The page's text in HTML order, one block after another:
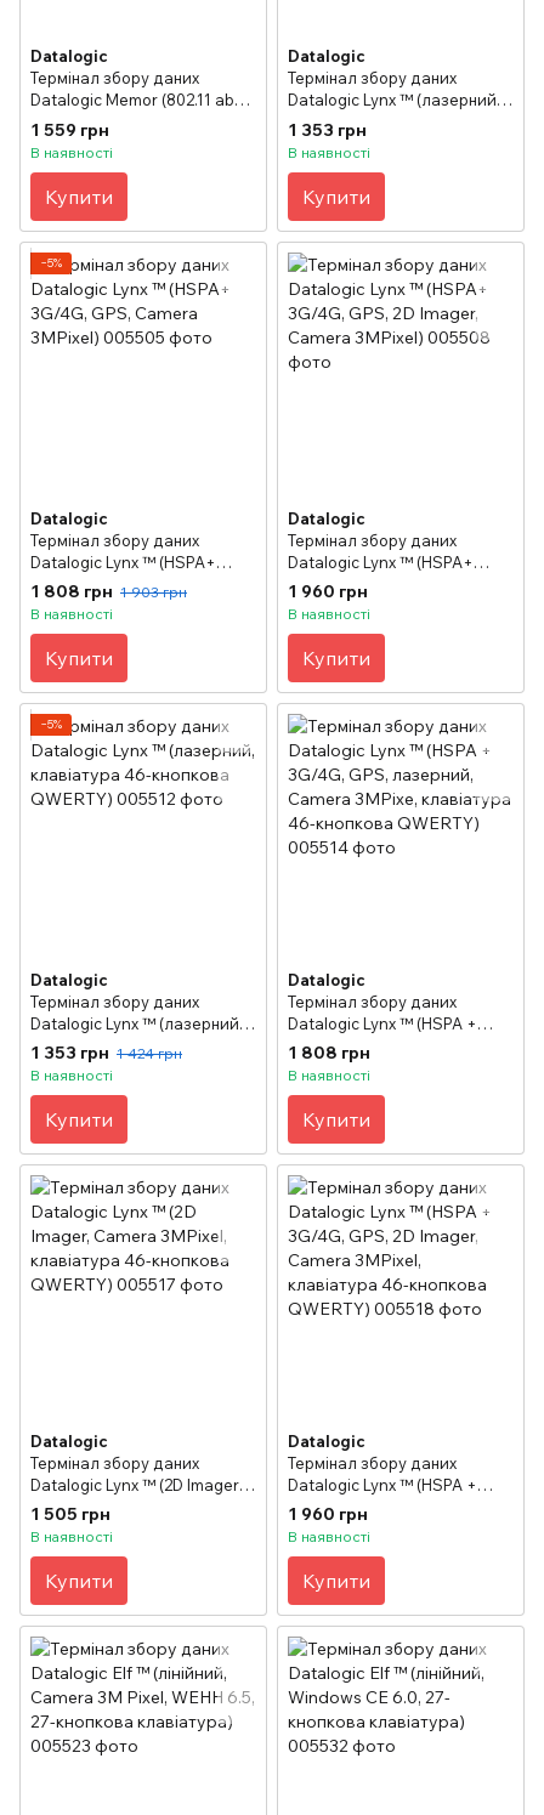
Datalogic
Термінал збору даних
Datalogic Memor (802.11 abg
CCX V4, Bluetooth, Std 2D
Imager, WM 6.1)
1 559 грн
В наявності
Купити
Datalogic
Термінал збору даних
Datalogic Lynx ™ (лазерний,
клавіатура 27-кнопкова)
1 353 грн
В наявності
Купити
−5%
Datalogic
Термінал збору даних
Datalogic Lynx ™ (HSPA+
3G/4G, GPS, Camera 3MPixel)
1 808 грн 1 903 грн
В наявності
Купити
Datalogic
Термінал збору даних
Datalogic Lynx ™ (HSPA+
3G/4G, GPS, 2D Imager,
Camera 3MPixel)
1 960 грн
В наявності
Купити
−5%
Datalogic
Термінал збору даних
Datalogic Lynx ™ (лазерний,
клавіатура 46-кнопкова
QWERTY)
1 353 грн 1 424 грн
В наявності
Купити
Datalogic
Термінал збору даних
Datalogic Lynx ™ (HSPA +
3G/4G, GPS, лазерний,
Camera 3MPixe, клавіатура
1 808 грн
В наявності
Купити
Datalogic
Термінал збору даних
Datalogic Lynx ™ (2D Imager,
Camera 3MPixel, клавіатура
46-кнопкова QWERTY)
1 505 грн
В наявності
Купити
Datalogic
Термінал збору даних
Datalogic Lynx ™ (HSPA +
3G/4G, GPS, 2D Imager,
Camera 3MPixel, клавіатура
1 960 грн
В наявності
Купити